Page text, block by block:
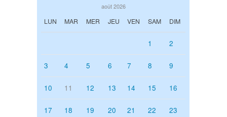
août 2026
LUN MAR MER JEU VEN SAM DIM
1 2
3 4 5 6 7 8 9
10 11 12 13 14 15 16
17 18 19 20 21 22 23